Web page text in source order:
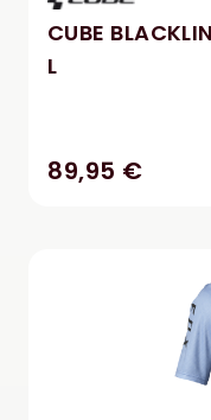
CUBE
L
89,95 €